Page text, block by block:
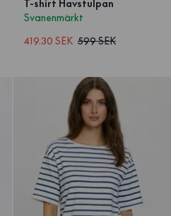
T-shirt Havstulpan
Svanenmärkt
419.30 SEK 599 SEK